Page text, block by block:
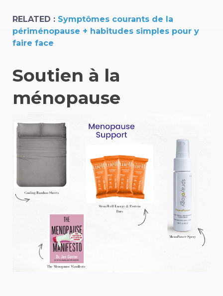
RELATED : Symptômes courants de la
périménopause + habitudes simples pour y
faire face
Soutien à la
ménopause